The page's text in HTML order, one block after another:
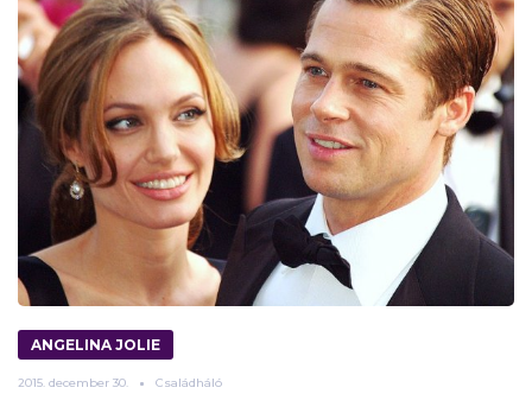
ANGELINA JOLIE
2015. december 30. Családháló